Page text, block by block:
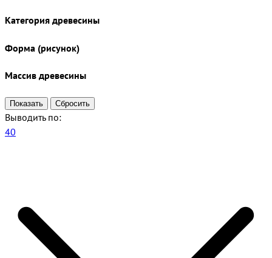
Категория древесины
Форма (рисунок)
Массив древесины
Выводить по:
40